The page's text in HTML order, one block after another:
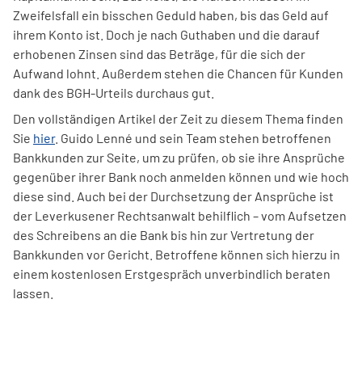
Zweifelsfall ein bisschen Geduld haben, bis das Geld auf
ihrem Konto ist. Doch je nach Guthaben und die darauf
erhobenen Zinsen sind das Beträge, für die sich der
Aufwand lohnt. Außerdem stehen die Chancen für Kunden
dank des BGH-Urteils durchaus gut.
Den vollständigen Artikel der Zeit zu diesem Thema finden
Sie hier. Guido Lenné und sein Team stehen betroffenen
Bankkunden zur Seite, um zu prüfen, ob sie ihre Ansprüche
gegenüber ihrer Bank noch anmelden können und wie hoch
diese sind. Auch bei der Durchsetzung der Ansprüche ist
der Leverkusener Rechtsanwalt behilflich – vom Aufsetzen
des Schreibens an die Bank bis hin zur Vertretung der
Bankkunden vor Gericht. Betroffene können sich hierzu in
einem kostenlosen Erstgespräch unverbindlich beraten
lassen.